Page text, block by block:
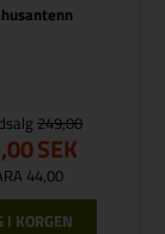
249,00
SEK
44,00